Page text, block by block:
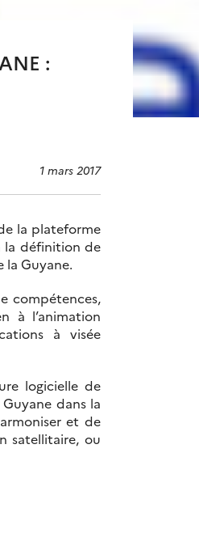
:
1 mars 2017
la plateforme
la définition de
Guyane.
compétences,
à l’animation
à visée
logicielle de
dans la
et de
satellitaire, ou